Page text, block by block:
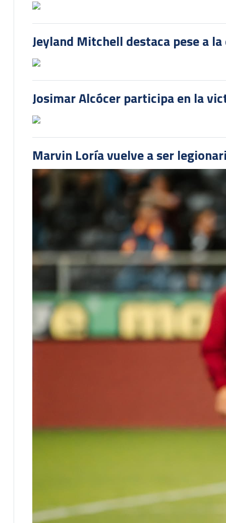
Jeyland Mitchell destaca pese a
Josimar Alcócer participa en la
Marvin Loría vuelve a ser